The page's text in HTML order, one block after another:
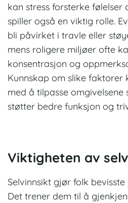
kan stress forsterke følelser
spiller også en viktig rolle.
bli påvirket i travle eller
mens roligere miljøer ofte
konsentrasjon og
Kunnskap om slike faktorer
med å tilpasse omgivelsene
støtter bedre funksjon og
Viktigheten av
Selvinnsikt gjør folk
Det trener dem til å